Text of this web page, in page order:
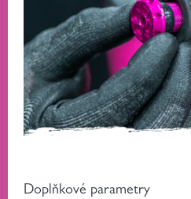
Doplňkové parametry